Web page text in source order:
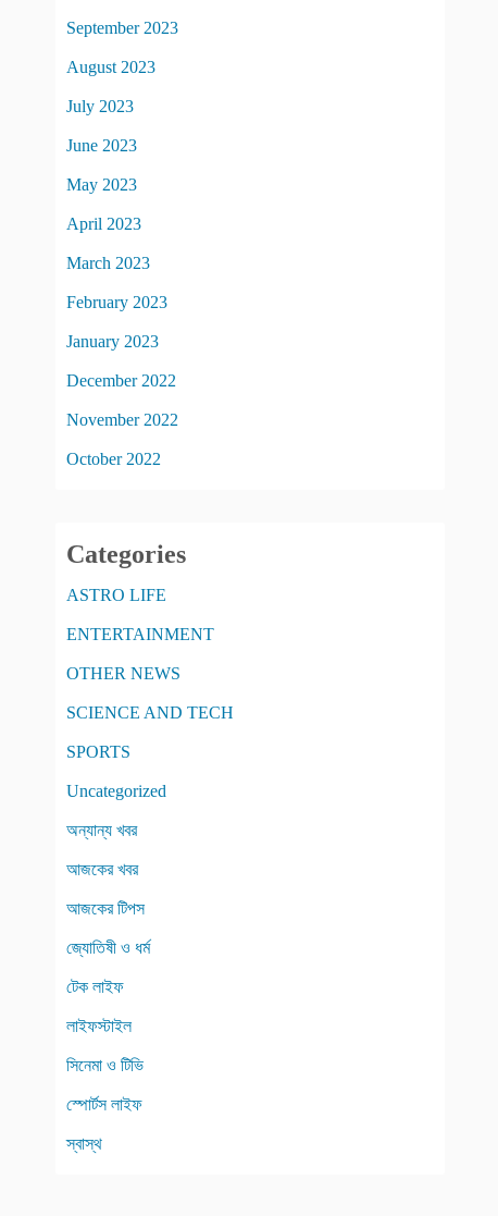
September 2023
August 2023
July 2023
June 2023
May 2023
April 2023
March 2023
February 2023
January 2023
December 2022
November 2022
October 2022
Categories
ASTRO LIFE
ENTERTAINMENT
OTHER NEWS
SCIENCE AND TECH
SPORTS
Uncategorized
অন্যান্য খবর
আজকের খবর
আজকের টিপস
জ্যোতিষী ও ধর্ম
টেক লাইফ
লাইফস্টাইল
সিনেমা ও টিভি
স্পোর্টস লাইফ
স্বাস্থ